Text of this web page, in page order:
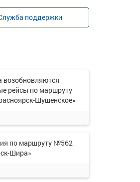
поддержки
возобновляются
рейсы по маршруту
Шушенское»
по маршруту №562
Шира»